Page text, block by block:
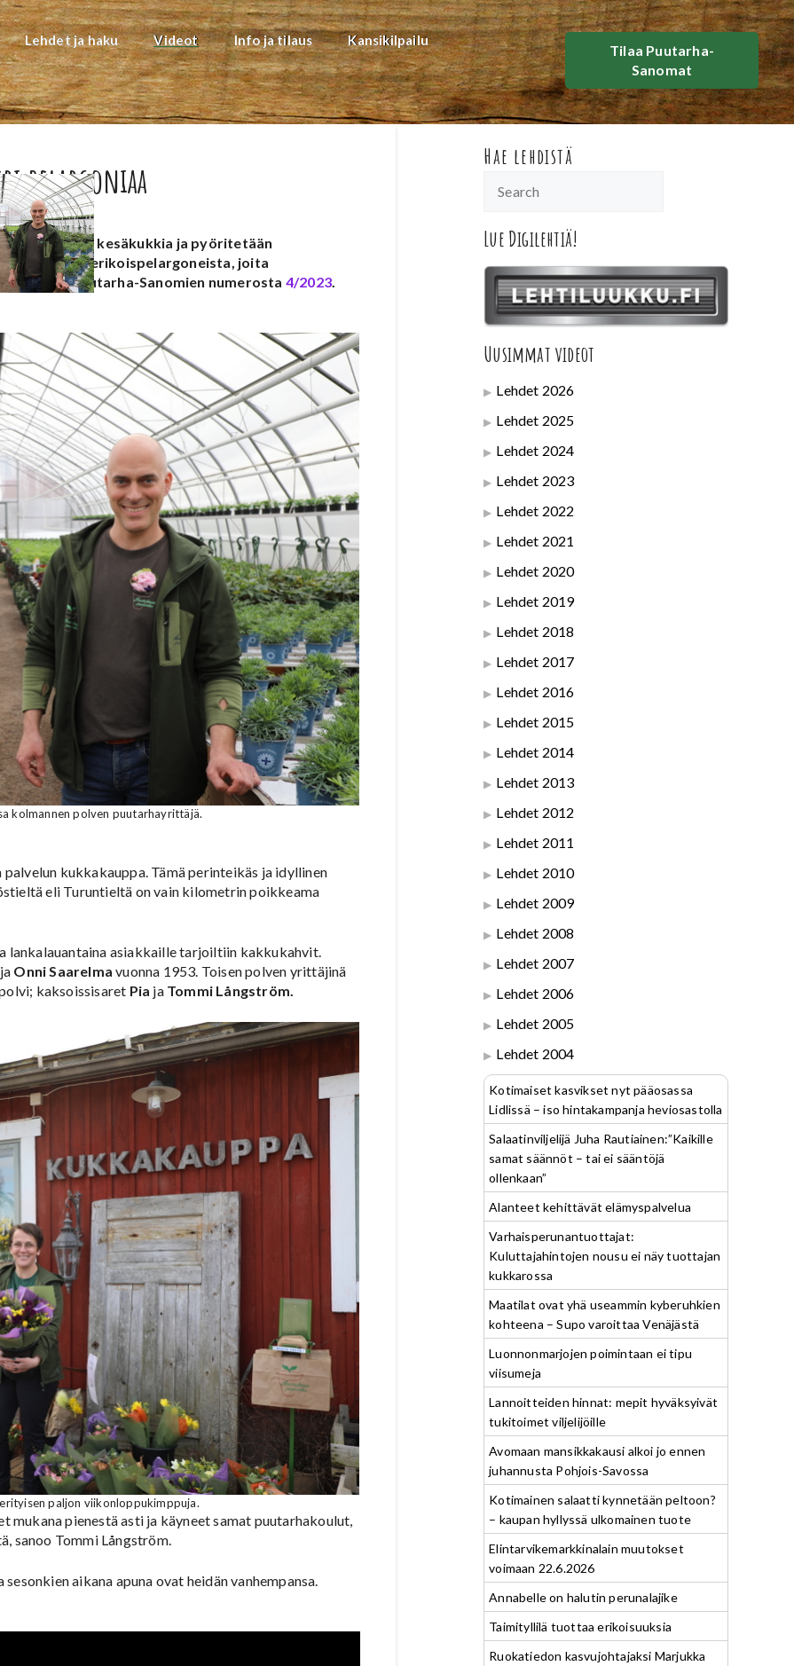
Lehdet ja haku Videot Info ja tilaus Kansikilpailu
Tilaa Puutarha-
Sanomat
pelargoniaa
viljellään kesäkukkia ja pyöritetään
näyttelyn erikoispelargoneista, joita
artikkeli Puutarha-Sanomien numerosta 4/2023
kolmannen polven puutarhayrittäjä.
kukkakauppa. Tämä perinteikäs ja idyllinen
eli Turuntieltä on vain kilometrin poikkeama
lankalauantaina asiakkaille tarjoiltiin kakkukahvit.
ja Onni Saarelma vuonna 1953. Toisen polven yrittäjinä
kaksoissisaret Pia ja Tommi Långström.
paljon viikonloppukimppuja.
pienestä asti ja käyneet samat puutarhakoulut,
sanoo Tommi Långström.
aikana apuna ovat heidän vanhempansa.
Hae lehdistä
Lue Digilehtiä!
Uusimmat videot
Lehdet 2026
Lehdet 2025
Lehdet 2024
Lehdet 2023
Lehdet 2022
Lehdet 2021
Lehdet 2020
Lehdet 2019
Lehdet 2018
Lehdet 2017
Lehdet 2016
Lehdet 2015
Lehdet 2014
Lehdet 2013
Lehdet 2012
Lehdet 2011
Lehdet 2010
Lehdet 2009
Lehdet 2008
Lehdet 2007
Lehdet 2006
Lehdet 2005
Lehdet 2004
Kotimaiset kasvikset nyt pääosassa
Lidlissä – iso hintakampanja heviosastolla
Salaatinviljelijä Juha Rautiainen:”Kaikille
samat säännöt – tai ei sääntöjä
ollenkaan”
Alanteet kehittävät elämyspalvelua
Varhaisperunantuottajat:
Kuluttajahintojen nousu ei näy tuottajan
kukkarossa
Maatilat ovat yhä useammin kyberuhkien
kohteena – Supo varoittaa Venäjästä
Luonnonmarjojen poimintaan ei tipu
viisumeja
Lannoitteiden hinnat: mepit hyväksyivät
tukitoimet viljelijöille
Avomaan mansikkakausi alkoi jo ennen
juhannusta Pohjois-Savossa
Kotimainen salaatti kynnetään peltoon?
– kaupan hyllyssä ulkomainen tuote
Elintarvikemarkkinalain muutokset
voimaan 22.6.2026
Annabelle on halutin perunalajike
Taimityllilä tuottaa erikoisuuksia
Ruokatiedon kasvujohtajaksi Marjukka